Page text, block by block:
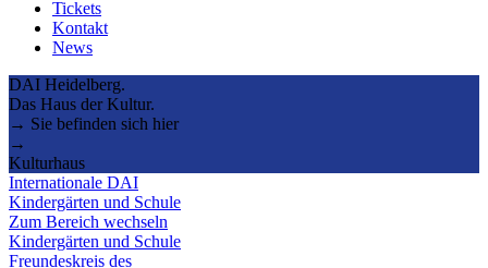
Tickets
Kontakt
News
DAI Heidelberg.
Das Haus der Kultur.
→ Sie befinden sich hier
→
Kulturhaus
Internationale DAI
Kindergärten und Schule
Zum Bereich wechseln
Kindergärten und Schule
Freundeskreis des